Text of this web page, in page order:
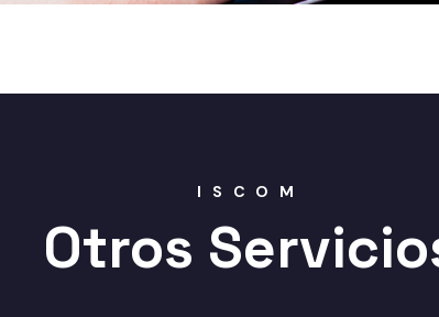
ISCOM
Otros